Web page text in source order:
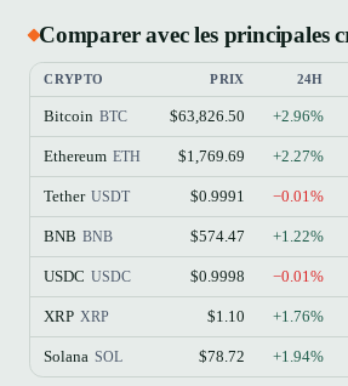
Comparer avec les principales
CRYPTO PRIX 24H
Bitcoin BTC $63,826.50 +2.96%
Ethereum ETH $1,769.69 +2.27%
Tether USDT $0.9991 −0.01%
BNB BNB $574.47 +1.22%
USDC USDC $0.9998 −0.01%
XRP XRP $1.10 +1.76%
Solana SOL $78.72 +1.94%